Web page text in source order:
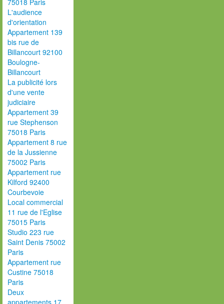
75018 Paris
L'audience
d'orientation
Appartement 139
bis rue de
Billancourt 92100
Boulogne-
Billancourt
La publicité lors
d'une vente
judiciaire
Appartement 39
rue Stephenson
75018 Paris
Appartement 8 rue
de la Jussienne
75002 Paris
Appartement rue
Kilford 92400
Courbevoie
Local commercial
11 rue de l'Eglise
75015 Paris
Studio 223 rue
Saint Denis 75002
Paris
Appartement rue
Custine 75018
Paris
Deux
appartements 17